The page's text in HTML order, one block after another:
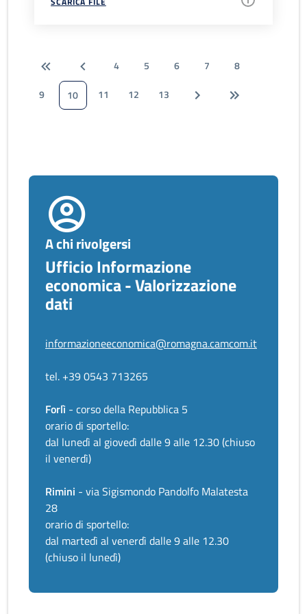
4 5 6 7
8
9
10 11 12 13
A chi rivolgersi
Ufficio Informazione
economica - Valorizzazione
dati
informazioneeconomica@romagna.camcom.it
tel. +39 0543 713265
Forlì - corso della Repubblica 5
orario di sportello:
dal lunedì al giovedì dalle 9 alle 12.30 (chiuso
il venerdì)
Rimini - via Sigismondo Pandolfo Malatesta
28
orario di sportello:
dal martedì al venerdì dalle 9 alle 12.30
(chiuso il lunedì)